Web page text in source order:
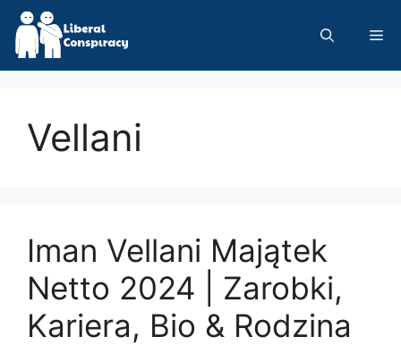
Skip
content
Vellani
Iman Vellani Majątek
Netto 2024 | Zarobki,
Kariera, Bio & Rodzina